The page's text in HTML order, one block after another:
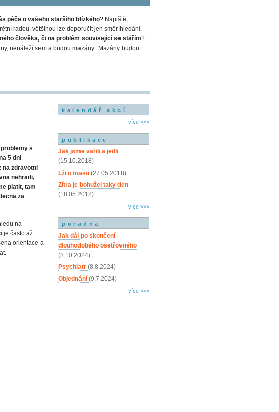
péče o vašeho staršího blízkého? Napiště,
radou, většinou lze doporučit jen směr hledání.
člověka, či na problém související se stářím?
nenáleží sem a budou mazány. Mazány budou
s
5 dni
na zdravotni
nehradi,
platit, tam
za
na
je často až
orientace a
kalendář akcí
více >>>
publikace
Jak jsme vařili a jedli
(15.10.2018)
Lži o masu (27.05.2018)
Zítra je bohužel taky den
(18.05.2018)
více >>>
poradna
Jak dál po skončení
dlouhodobého ošetřovného
(8.10.2024)
Psychiatr (8.8.2024)
Objednání (9.7.2024)
více >>>